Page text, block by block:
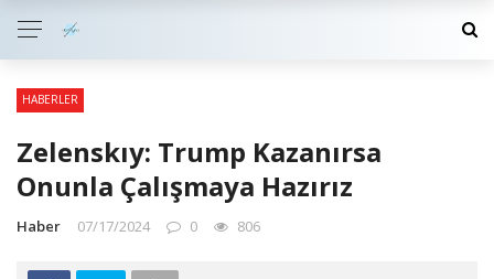
HABERLER
Zelenskıy: Trump Kazanırsa
Onunla Çalışmaya Hazırız
Haber 07/17/2024 0 806